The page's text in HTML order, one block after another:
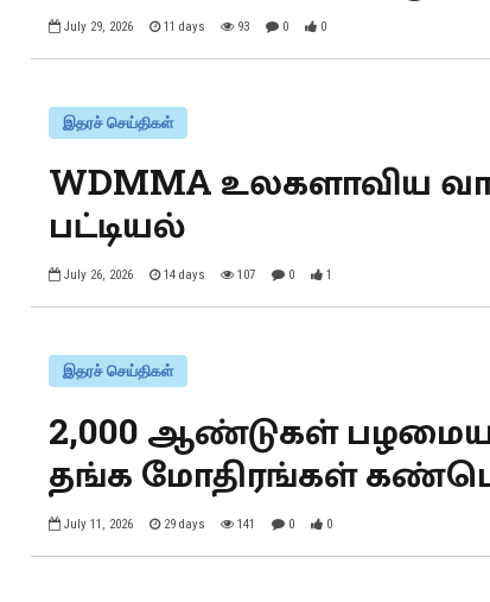
July 29, 2026 11 days 93 0 0
இதரச் செய்திகள்
WDMMA உலகளாவிய
பட்டியல்
July 26, 2026 14 days 107 0 1
இதரச் செய்திகள்
2,000 ஆண்டுகள்
தங்க மோதிரங்கள்
July 11, 2026 29 days 141 0 0